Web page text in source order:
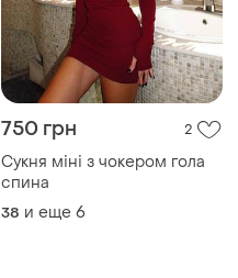
750 грн 2
Сукня міні з чокером гола
спина
38 и еще 6